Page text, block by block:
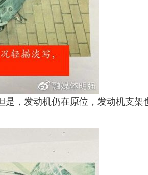
是，发动机仍在原位，发动机支